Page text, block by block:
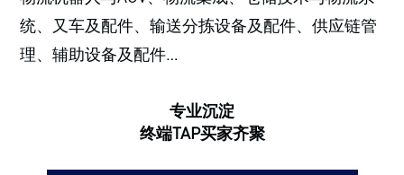
统、又车及配件、输送分拣设备及配件、供应链管
理、辅助设备及配件…
专业沉淀
终端TAP买家齐聚